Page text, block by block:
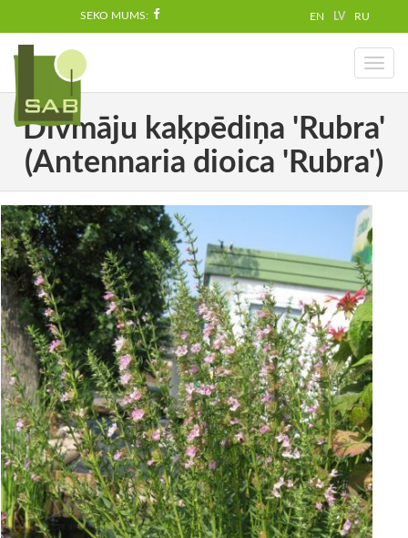
SEKO MUMS: EN LV RU
Toggle
Divmāju kaķpēdiņa 'Rubra'
(Antennaria dioica 'Rubra')